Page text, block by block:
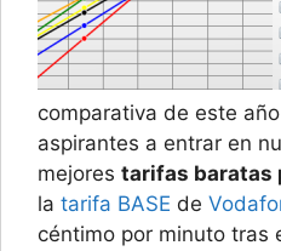
comparativa de este
aspirantes a entrar en
mejores tarifas baratas
la tarifa BASE de
céntimo por minuto tras